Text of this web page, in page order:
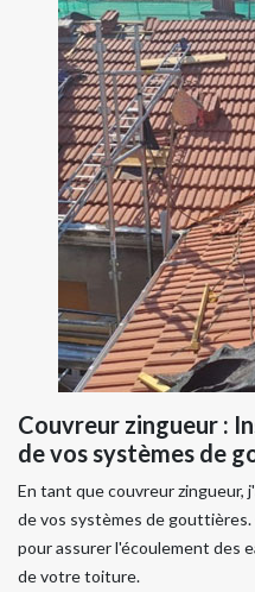
Couvreur zingueur :
de vos systèmes de
En tant que couvreur
de vos systèmes de
pour assurer l'écoulement des
de votre toiture.